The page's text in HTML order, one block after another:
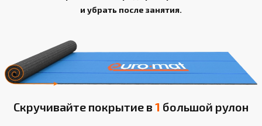
и убрать после занятия.
Скручивайте покрытие в 1 большой рулон